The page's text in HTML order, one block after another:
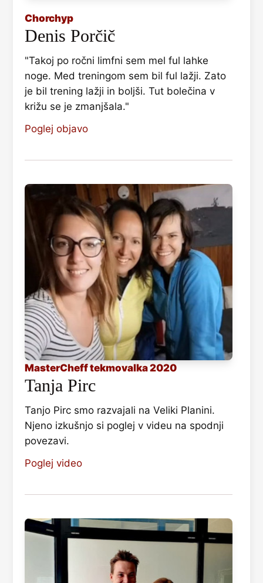
Chorchyp
Denis Porčič
"Takoj po ročni limfni sem mel ful lahke
noge. Med treningom sem bil ful lažji. Zato
je bil trening lažji in boljši. Tut bolečina v
križu se je zmanjšala."
Poglej objavo
MasterCheff tekmovalka 2020
Tanja Pirc
Tanjo Pirc smo razvajali na Veliki Planini.
Njeno izkušnjo si poglej v videu na spodnji
povezavi.
Poglej video